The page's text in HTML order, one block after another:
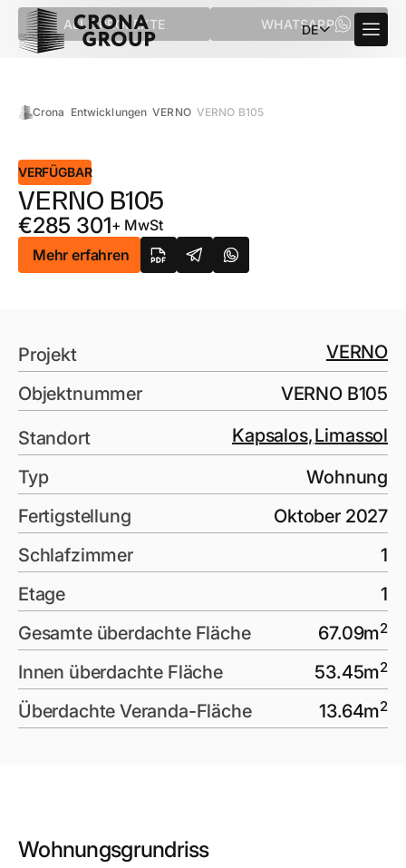
ALLE PROJEKTE WHATSAPP
DE
Crona Entwicklungen VERNO VERNO B105
VERFÜGBAR
VERNO B105
€285 301+ MwSt
Mehr erfahren
Projekt
VERNO
Objektnummer
VERNO B105
Standort Kapsalos,Limassol
Typ
Wohnung
Fertigstellung
Oktober 2027
Schlafzimmer
1
Etage
1
Gesamte überdachte Fläche
67.09m2
Innen überdachte Fläche 53.45m2
Überdachte Veranda-Fläche 13.64m2
Wohnungsgrundriss